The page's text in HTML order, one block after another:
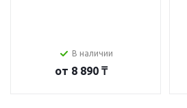
В наличии
от 8 890 ₸